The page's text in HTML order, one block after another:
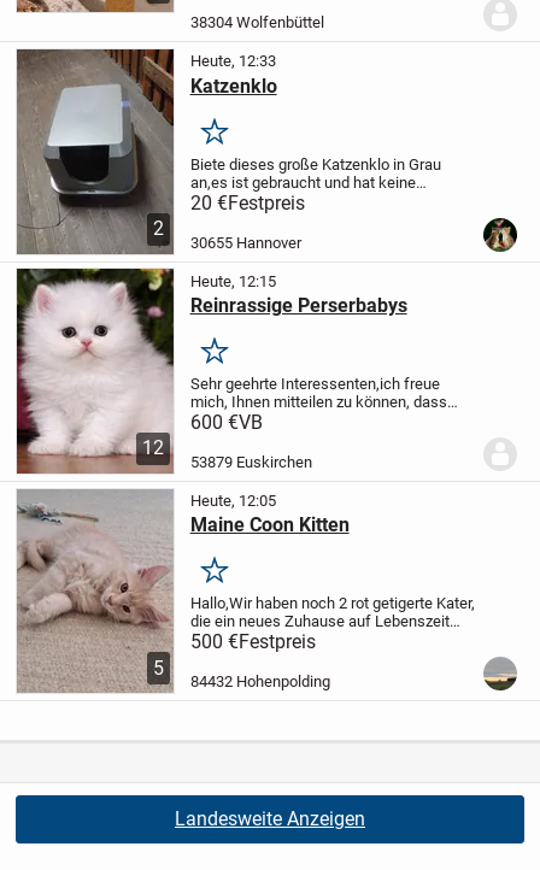
Kleinen entwickeln sich prächtig, sind
38304 Wolfenbüttel
2
Heute, 12:33
Katzenklo
Merken
Biete dieses große Katzenklo in Grau
an,es ist gebraucht und hat keine
Klappe.Wer es möchte melden,bezahlung
bei abholung.
Spannhagengarten
20 €Festpreis
30655 Hannover
12
Heute, 12:15
Reinrassige Perserbabys
Merken
Sehr geehrte Interessenten,ich freue
mich, Ihnen mitteilen zu können, dass
eine reinrassige Perser Katze zum
03.07.2026geboren und ist nun bereit, ab
600 €VB
53879 Euskirchen
5
Heute, 12:05
Maine Coon Kitten
Merken
Hallo,Wir haben noch 2 rot getigerte Kater,
die ein neues Zuhause auf Lebenszeit
suchen.Sie sind am 05.05.2026 geboren
und dürfen nun in ein neues Zuhause
umziehen.Sie leben in einem
Nichtraucher...
500 €Festpreis
84432 Hohenpolding
Landesweite Anzeigen